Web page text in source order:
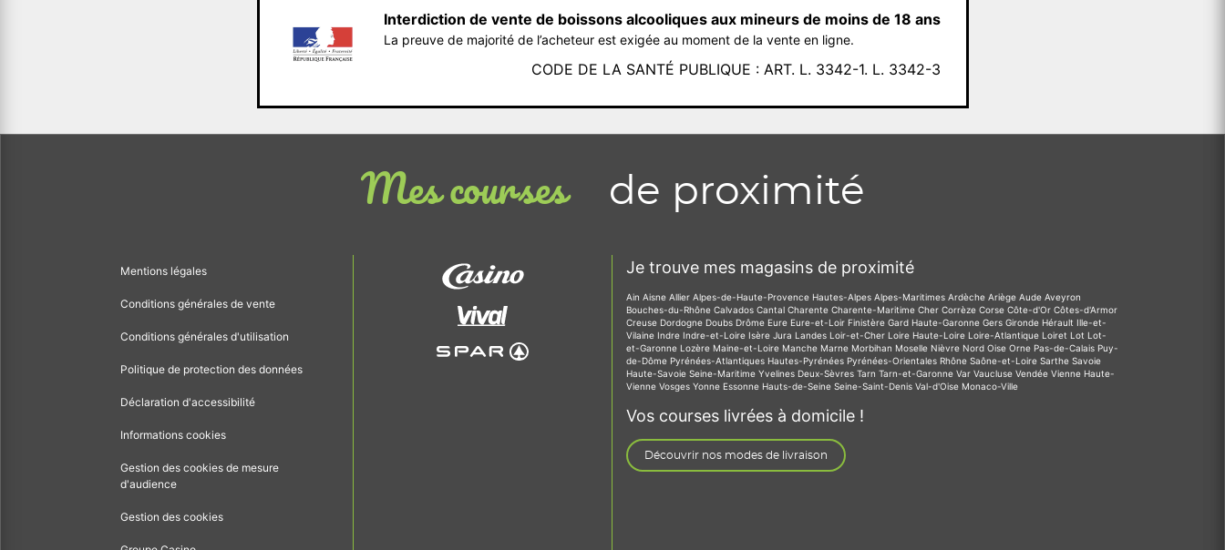
Interdiction de vente de boissons alcooliques aux mineurs de moins de 18 ans
La preuve de majorité de l’acheteur est exigée au moment de la vente en ligne.
CODE DE LA SANTÉ PUBLIQUE : ART. L. 3342-1. L. 3342-3
Mes courses de proximité
Mentions légales
Conditions générales de vente
Conditions générales d'utilisation
Politique de protection des données
Déclaration d'accessibilité
Informations cookies
Gestion des cookies de mesure
d'audience
Gestion des cookies
Je trouve mes magasins de proximité
Ain Aisne Allier Alpes-de-Haute-Provence Hautes-Alpes Alpes-Maritimes Ardèche Ariège Aude Aveyron
Bouches-du-Rhône Calvados Cantal Charente Charente-Maritime Cher Corrèze Corse Côte-d'Or Côtes-d'Armor
Creuse Dordogne Doubs Drôme Eure Eure-et-Loir Finistère Gard Haute-Garonne Gers Gironde Hérault Ille-et-
Vilaine Indre Indre-et-Loire Isère Jura Landes Loir-et-Cher Loire Haute-Loire Loire-Atlantique Loiret Lot Lot-
et-Garonne Lozère Maine-et-Loire Manche Marne Morbihan Moselle Nièvre Nord Oise Orne Pas-de-Calais Puy-
de-Dôme Pyrénées-Atlantiques Hautes-Pyrénées Pyrénées-Orientales Rhône Saône-et-Loire Sarthe Savoie
Haute-Savoie Seine-Maritime Yvelines Deux-Sèvres Tarn Tarn-et-Garonne Var Vaucluse Vendée Vienne Haute-
Vienne Vosges Yonne Essonne Hauts-de-Seine Seine-Saint-Denis Val-d'Oise Monaco-Ville
Vos courses livrées à domicile !
Découvrir nos modes de livraison